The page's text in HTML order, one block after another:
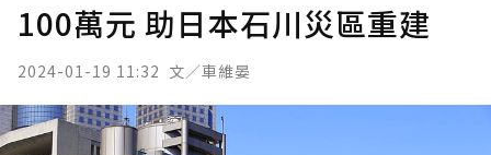
100萬元 助日本石川災區重建
2024-01-19 11:32 文／車維晏